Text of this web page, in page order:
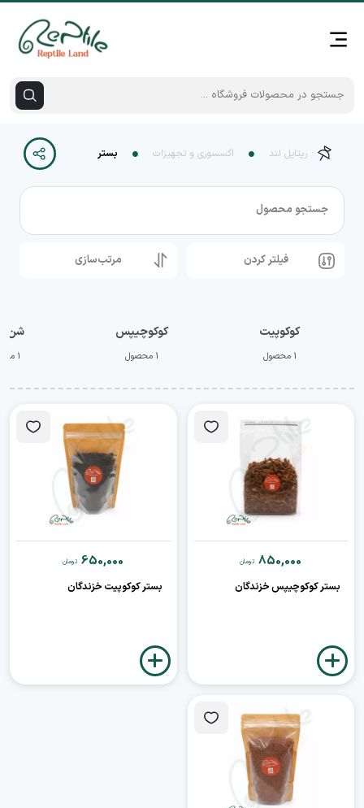
رپتایل لند اکسسوری و تجهیزات بستر
جستجو محصول
فیلتر کردن مرتب‌سازی
کوکوپیت
1 محصول
کوکوچیپس
1 محصول
شن
1 محصول
850,000 تومان
بستر کوکوچیپس خزندگان
650,000 تومان
بستر کوکوپیت خزندگان